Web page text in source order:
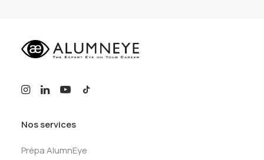
Nos services
Prépa AlumnEye